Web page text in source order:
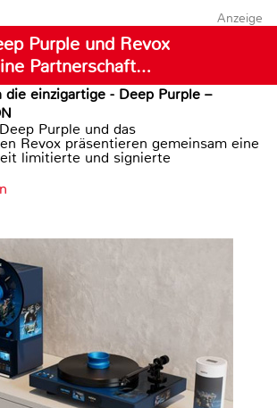
Anzeige
Purple und Revox
Partnerschaft…
die einzigartige - Deep Purple –
Purple und das
Revox präsentieren gemeinsam eine
limitierte und signierte